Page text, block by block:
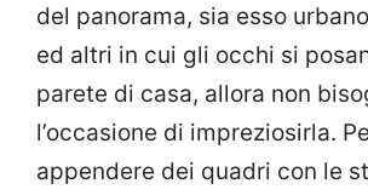
del panorama, sia esso
ed altri in cui gli occhi si
parete di casa, allora non
l’occasione di impreziosirla.
appendere dei quadri con le